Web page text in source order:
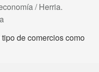
/ Herria.
de comercios como